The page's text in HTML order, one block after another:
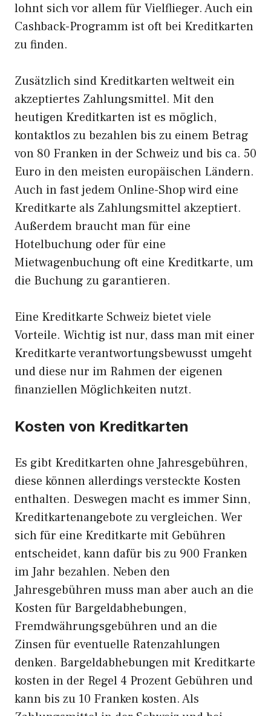
lohnt sich vor allem für Vielflieger. Auch ein
Cashback-Programm ist oft bei Kreditkarten
zu finden.
Zusätzlich sind Kreditkarten weltweit ein
akzeptiertes Zahlungsmittel. Mit den
heutigen Kreditkarten ist es möglich,
kontaktlos zu bezahlen bis zu einem Betrag
von 80 Franken in der Schweiz und bis ca. 50
Euro in den meisten europäischen Ländern.
Auch in fast jedem Online-Shop wird eine
Kreditkarte als Zahlungsmittel akzeptiert.
Außerdem braucht man für eine
Hotelbuchung oder für eine
Mietwagenbuchung oft eine Kreditkarte, um
die Buchung zu garantieren.
Eine Kreditkarte Schweiz bietet viele
Vorteile. Wichtig ist nur, dass man mit einer
Kreditkarte verantwortungsbewusst umgeht
und diese nur im Rahmen der eigenen
finanziellen Möglichkeiten nutzt.
Kosten von Kreditkarten
Es gibt Kreditkarten ohne Jahresgebühren,
diese können allerdings versteckte Kosten
enthalten. Deswegen macht es immer Sinn,
Kreditkartenangebote zu vergleichen. Wer
sich für eine Kreditkarte mit Gebühren
entscheidet, kann dafür bis zu 900 Franken
im Jahr bezahlen. Neben den
Jahresgebühren muss man aber auch an die
Kosten für Bargeldabhebungen,
Fremdwährungsgebühren und an die
Zinsen für eventuelle Ratenzahlungen
denken. Bargeldabhebungen mit Kreditkarte
kosten in der Regel 4 Prozent Gebühren und
kann bis zu 10 Franken kosten. Als